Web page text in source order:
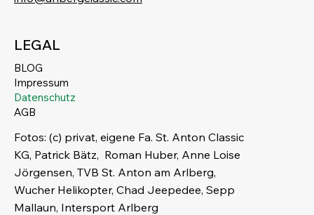
LEGAL
BLOG
Impressum
Datenschutz
AGB
Fotos: (c) privat, eigene Fa. St. Anton Classic
KG, Patrick Bätz, Roman Huber, Anne Loise
Jörgensen, TVB St. Anton am Arlberg,
Wucher Helikopter, Chad Jeepedee, Sepp
Mallaun, Intersport Arlberg